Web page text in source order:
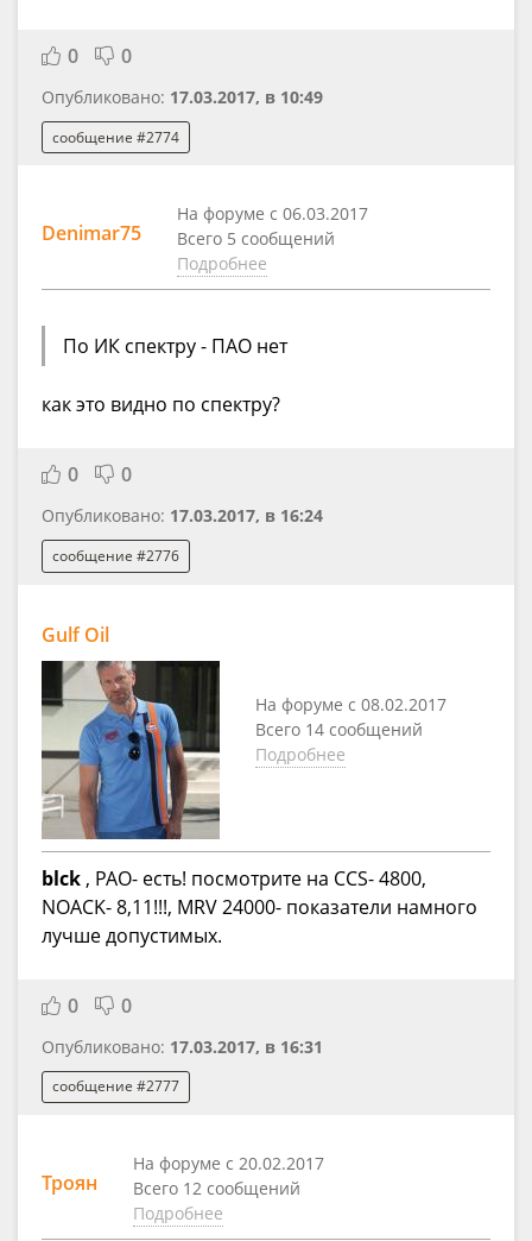
0 0
Опубликовано: 17.03.2017, в 10:49
сообщение #2774
Denimar75
На форуме с 06.03.2017
Всего 5 сообщений
Подробнее
По ИК спектру - ПАО нет
как это видно по спектру?
0 0
Опубликовано: 17.03.2017, в 16:24
сообщение #2776
Gulf Oil
На форуме с 08.02.2017
Всего 14 сообщений
Подробнее
blck , PAO- есть! посмотрите на CCS- 4800,
NOACK- 8,11!!!, MRV 24000- показатели намного
лучше допустимых.
0 0
Опубликовано: 17.03.2017, в 16:31
сообщение #2777
Троян
На форуме с 20.02.2017
Всего 12 сообщений
Подробнее